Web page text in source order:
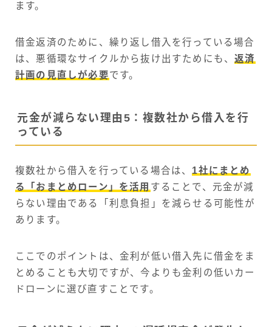
ます。
借金返済のために、繰り返し借入を行っている場合
は、悪循環なサイクルから抜け出すためにも、返済
計画の見直しが必要です。
元金が減らない理由5：複数社から借入を行
っている
複数社から借入を行っている場合は、 1社にまとめ
る「おまとめローン」を活用 することで、元金が減
らない理由である「利息負担」を減らせる可能性が
あります。
ここでのポイントは、金利が低い借入先に借金をま
とめることも大切ですが、今よりも金利の低いカー
ドローンに選び直すことです。